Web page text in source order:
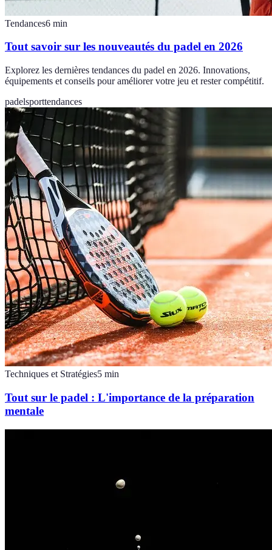
Tendances6 min
Tout savoir sur les nouveautés du padel en 2026
Explorez les dernières tendances du padel en 2026. Innovations,
équipements et conseils pour améliorer votre jeu et rester compétitif.
padelsporttendances
Techniques et Stratégies5 min
Tout sur le padel : L'importance de la préparation
mentale